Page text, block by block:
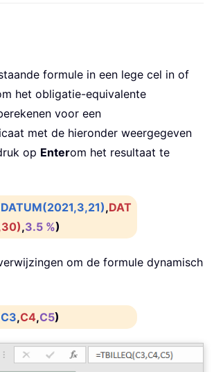
formule in een lege cel in of
het obligatie-equivalente
voor een
met de hieronder weergegeven
op Enterom het resultaat te
DATUM(2021,3,21),DAT
,3.5 %)
om de formule dynamisch
C3,C4,C5)